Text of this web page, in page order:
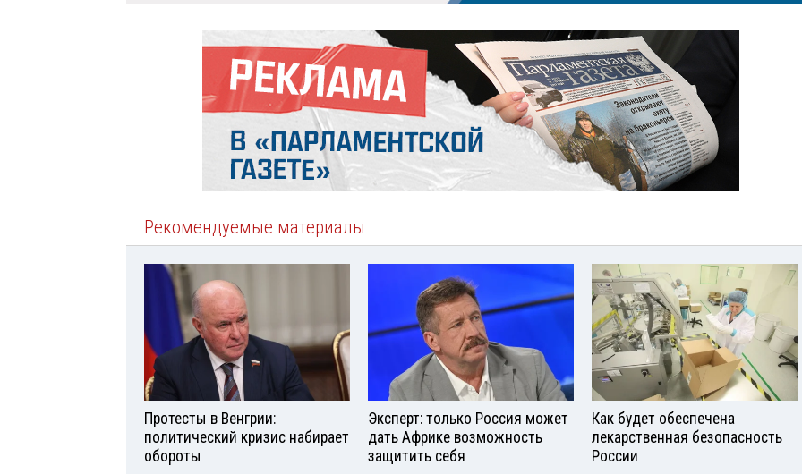
Рекомендуемые материалы
Протесты в Венгрии:
политический кризис набирает
обороты
Эксперт: только Россия может
дать Африке возможность
защитить себя
Как будет обеспечена
лекарственная безопасность
России